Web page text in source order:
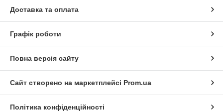
Доставка та оплата
Графік роботи
Повна версія сайту
Сайт створено на маркетплейсі Prom.ua
Політика конфіденційності